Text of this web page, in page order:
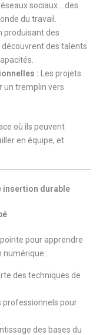
sociaux… des
du travail.
produisant des
des talents
: Les projets
un tremplin vers
où ils peuvent
en équipe, et
insertion durable
pour apprendre
numérique :
des techniques de
professionnels pour
des bases du